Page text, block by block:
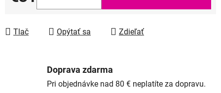
Jednotková cena:
Tlač Opýtať sa Zdieľať
Doprava zdarma
Pri objednávke nad 80 € neplatíte za dopravu.